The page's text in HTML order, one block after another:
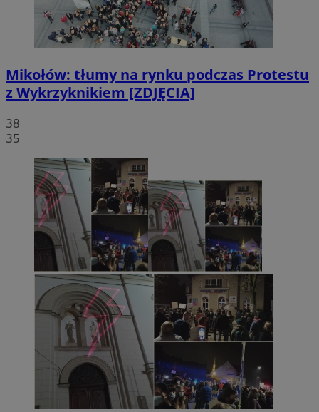
Mikołów: tłumy na rynku podczas Protestu
z Wykrzyknikiem [ZDJĘCIA]
38
35